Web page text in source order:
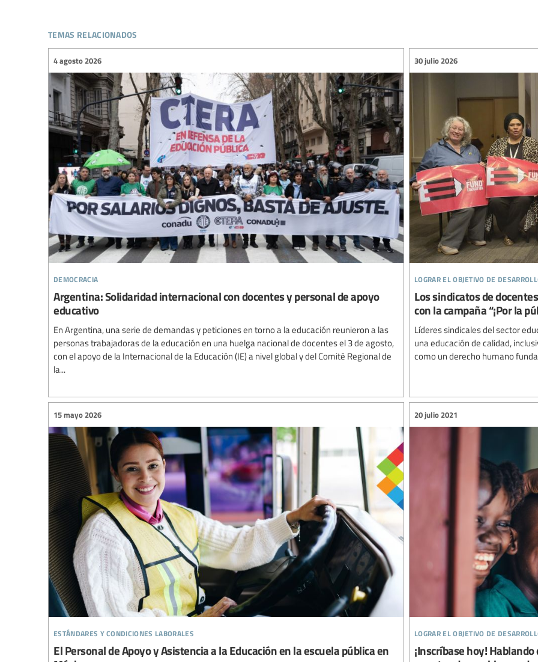
temas relacionados
democracia
4 agosto 2026
Argentina: Solidaridad internacional con docentes y personal de apoyo
educativo
En Argentina, una serie de demandas y peticiones en torno a la educación reunieron a las
personas trabajadoras de la educación en una huelga nacional de docentes el 3 de agosto,
con el apoyo de la Internacional de la Educación (IE) a nivel global y del Comité Regional de
la...
lograr el objetivo de
30 julio 2026
Los sindicatos de
con la campaña “¡Por la
Líderes sindicales del sector
una educación de calidad,
como un derecho humano
estándares y condiciones laborales
15 mayo 2026
El Personal de Apoyo y Asistencia a la Educación en la escuela pública en
lograr el objetivo de
20 julio 2021
¡Inscríbase hoy!